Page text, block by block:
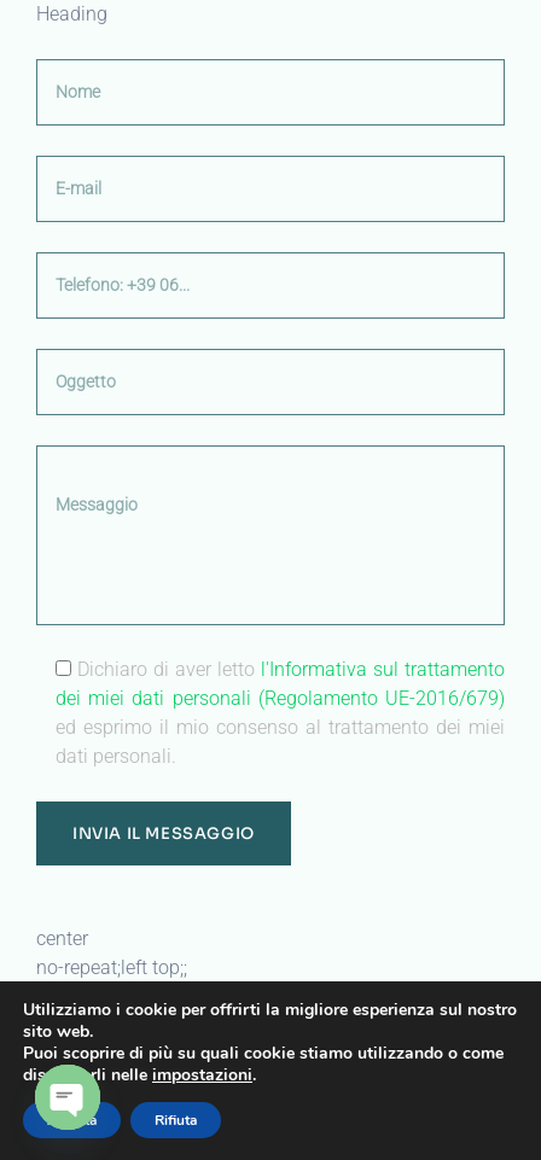
Heading
Dichiaro di aver letto l'Informativa sul trattamento
dei miei dati personali (Regolamento UE-2016/679)
ed esprimo il mio consenso al trattamento dei miei
dati personali.
center
no-repeat;left top;;
Heading
Sanatrix a casa
Utilizziamo i cookie per offrirti la migliore esperienza sul nostro
sito web.
Puoi scoprire di più su quali cookie stiamo utilizzando o come
disattivarli nelle impostazioni.
Accetta Rifiuta
OPEN